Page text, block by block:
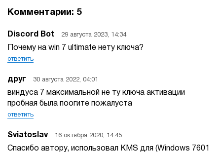
Комментарии: 5
Discord Bot 29 августа 2023, 14:34
Почему на win 7 ultimate нету ключа?
ответить
друг 30 августа 2022, 04:01
виндуса 7 максимальной не ту ключа активации
пробная была поогите пожалуста
ответить
Sviatoslav 16 октября 2020, 14:45
Спасибо автору, использовал KMS для (Windows 7601